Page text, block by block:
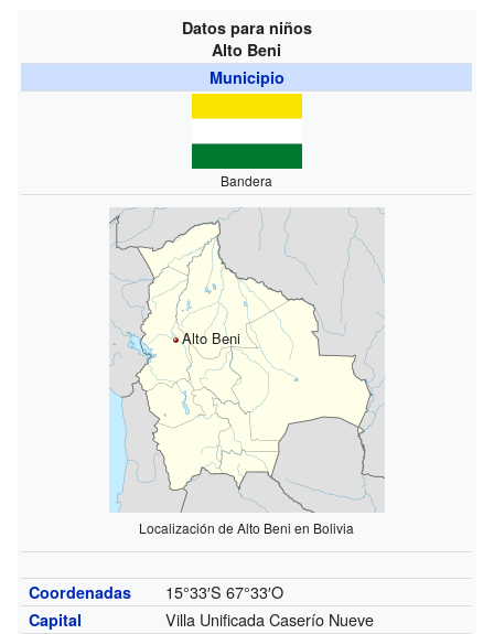
Datos para niños
Alto Beni
Municipio
Bandera
Alto Beni
Localización de Alto Beni en Bolivia
Coordenadas 15°33′S 67°33′O
Capital Villa Unificada Caserío Nueve